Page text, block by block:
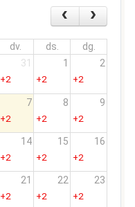
dv. ds.
dg.
31 1 2
+2 +2 +2
7 8 9
+2 +2 +2
14 15 16
+2 +2 +2
21 22 23
+2 +2 +2